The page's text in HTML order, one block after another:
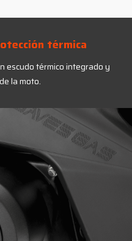
térmica
escudo térmico integrado y
la moto.